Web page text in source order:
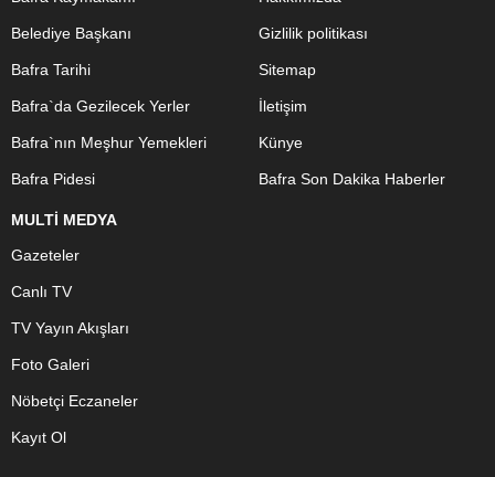
Belediye Başkanı
Bafra Tarihi
Bafra`da Gezilecek Yerler
Bafra`nın Meşhur Yemekleri
Bafra Pidesi
Gizlilik politikası
Sitemap
İletişim
Künye
Bafra Son Dakika Haberler
MULTİ MEDYA
Gazeteler
Canlı TV
TV Yayın Akışları
Foto Galeri
Nöbetçi Eczaneler
Kayıt Ol